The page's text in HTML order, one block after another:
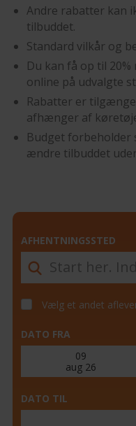
Andre rabatter kan
tilbuddet.
Standard vilkår og
Du kan få op til
online på udvalgte
Rabatter er
afhænger af
Budget forbeholder
ændre tilbuddet
AFHENTNINGSSTED
Vælg et andet
DATO FRA
DATO TIL